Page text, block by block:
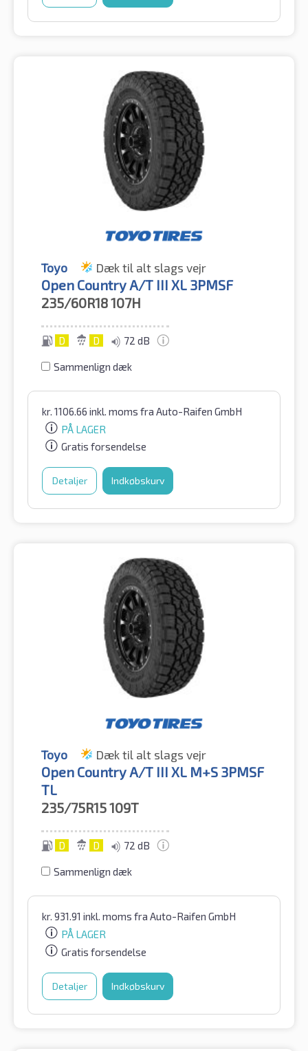
Toyo Dæk til alt slags vejr
Open Country A/T III XL 3PMSF
235/60R18107H
D D 72 dB
Sammenlign dæk
kr. 1106.66 inkl. moms fra Auto-Raifen GmbH
PÅ LAGER
Gratis forsendelse
Detaljer Indkøbskurv
Toyo Dæk til alt slags vejr
Open Country A/T III XL M+S 3PMSF
TL
235/75R15109T
D D 72 dB
Sammenlign dæk
kr. 931.91 inkl. moms fra Auto-Raifen GmbH
PÅ LAGER
Gratis forsendelse
Detaljer Indkøbskurv